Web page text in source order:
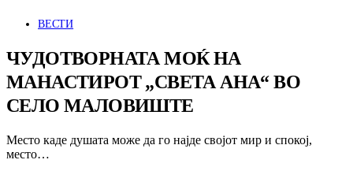
ВЕСТИ
ЧУДОТВОРНАТА МОЌ НА
МАНАСТИРОТ „СВЕТА АНА“ ВО
СЕЛО МАЛОВИШТЕ
Место каде душата може да го најде својот мир и спокој,
место…